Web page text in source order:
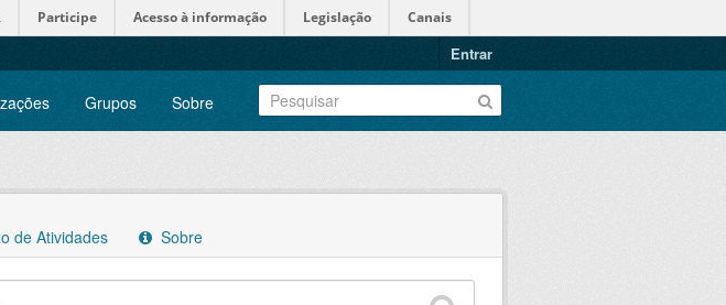
Participe Acesso à informação Legislação Canais
Entrar
Grupos Sobre
de Atividades Sobre